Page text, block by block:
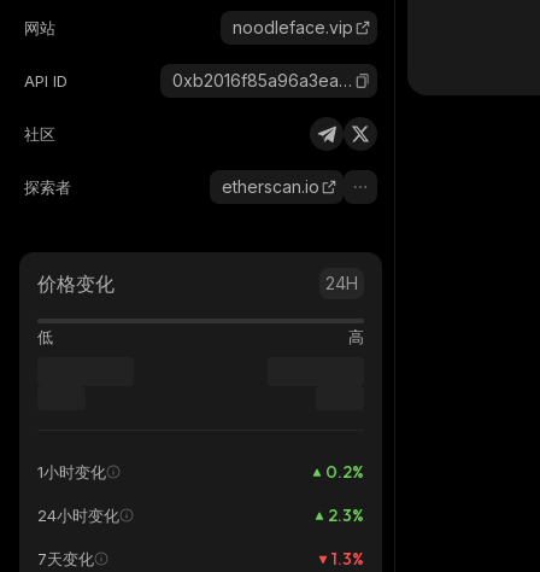
网站 noodleface.vip
API ID 0xb2016f85a96a3ea5139b0a6e6ef762167bf99c8c_ethereum
社区
探索者 etherscan.io
价格变化 24H
低 高
1小时变化 0.2%
24小时变化 2.3%
7天变化 1.3%